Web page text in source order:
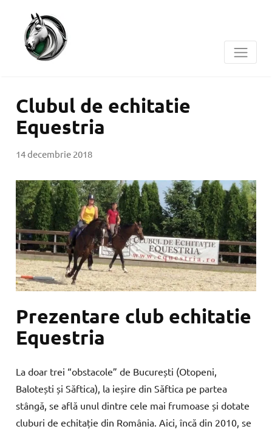
Clubul de echitatie
Equestria
14 decembrie 2018
Prezentare club echitatie
Equestria
La doar trei “obstacole” de București (Otopeni,
Balotești și Săftica), la ieșire din Săftica pe partea
stângă, se află unul dintre cele mai frumoase și dotate
cluburi de echitație din România. Aici, încă din 2010, se